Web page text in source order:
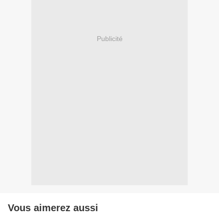
Publicité
Vous aimerez aussi